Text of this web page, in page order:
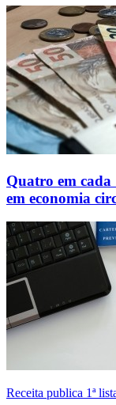
Quatro em
em economia
Receita publica 1ª